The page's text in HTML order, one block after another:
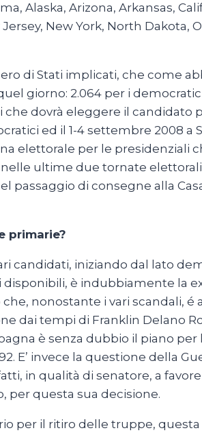
Alaska, Arizona, Arkansas,
New York, North Dakota,
di Stati implicati, che come
giorno: 2.064 per i democratici
dovrà eleggere il candidato
ed il 1-4 settembre 2008 a
elettorale per le presidenziali
ultime due tornate
passaggio di consegne alla
primarie?
candidati, iniziando dal lato
è indubbiamente la
nonostante i vari scandali,
dai tempi di Franklin Delano
è senza dubbio il piano per
invece la questione della
in qualità di senatore, a
per questa sua decisione.
per il ritiro delle truppe,